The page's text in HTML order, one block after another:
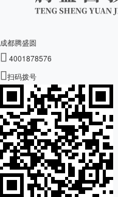
成都腾盛圆
 4001878576
扫码拨号